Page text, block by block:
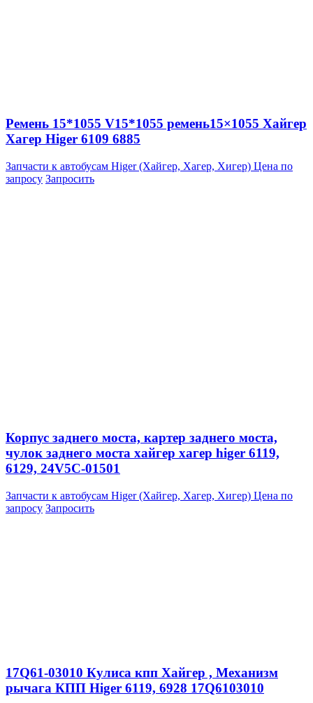
Ремень 15*1055 V15*1055 ремень15×1055 Хайгер
Хагер Higer 6109 6885
Запчасти к автобусам Higer (Хайгер, Хагер, Хигер) Цена по
запросу Запросить
Корпус заднего моста, картер заднего моста,
чулок заднего моста хайгер хагер higer 6119,
6129, 24V5C-01501
Запчасти к автобусам Higer (Хайгер, Хагер, Хигер) Цена по
запросу Запросить
17Q61-03010 Кулиса кпп Хайгер , Механизм
рычага КПП Higer 6119, 6928 17Q6103010